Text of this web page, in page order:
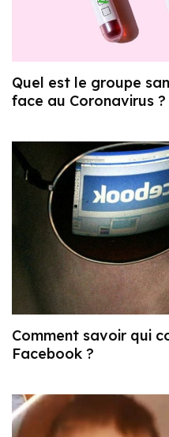
Quel est le groupe
face au Coronavirus ?
Comment savoir qui
Facebook ?